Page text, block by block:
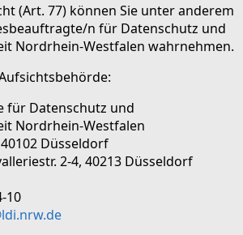
(Art. 77) können Sie unter anderem
n für Datenschutz und
Nordrhein-Westfalen wahrnehmen.
für Datenschutz und
Nordrhein-Westfalen
Düsseldorf
2-4, 40213 Düsseldorf
10